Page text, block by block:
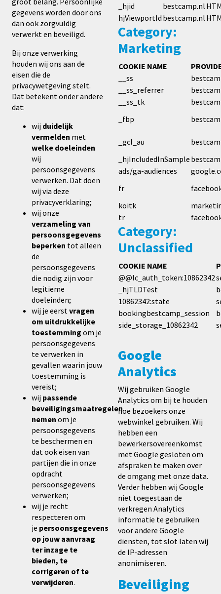
gegevens worden door ons
dan ook zorgvuldig
verwerkt en beveiligd.
Bij onze verwerking
houden wij ons aan de
eisen die de
privacywetgeving stelt.
Dat betekent onder andere
dat:
wij duidelijk
vermelden met
welke doeleinden
wij
persoonsgegevens
verwerken. Dat doen
wij via deze
privacyverklaring;
wij onze
verzameling van
persoonsgegevens
beperken tot alleen
de
persoonsgegevens
die nodig zijn voor
legitieme
doeleinden;
wij je eerstvragen
om uitdrukkelijke
toestemming om je
persoonsgegevens
te verwerken in
gevallen waarin jouw
toestemming is
vereist;
wij passende
beveiligingsmaatregelen
nemen om je
persoonsgegevens
te beschermen en
dat ook eisen van
partijen die in onze
opdracht
persoonsgegevens
verwerken;
wij je recht
respecteren om
je persoonsgegevens
op jouw aanvraag
ter inzage te
bieden, te
corrigeren of te
verwijderen.
_hjid bestcamp.nl
hjViewportId bestcamp.nl
Category:
Marketing
COOKIE NAME
__ss
__ss_referrer
__ss_tk
_fbp
_gcl_au
_hjIncludedInSample
ads/ga-audiences
fr
koitk
tr
Category:
Unclassified
COOKIE NAME
@@lc_auth_token:10862342
_hjTLDTest
10862342:state
bookingbestcamp_session
side_storage_10862342
Google
Analytics
Wij gebruiken Google
Analytics om bij te houden
hoe bezoekers onze
webwinkel gebruiken. Wij
hebben een
bewerkersovereenkomst
met Google gesloten om
afspraken te maken over
de omgang met onze data.
Verder hebben wij Google
niet toegestaan de
verkregen Analytics
informatie te gebruiken
voor andere Google
diensten, tot slot laten wij
de IP-adressen
anonimiseren.
Beveiliging